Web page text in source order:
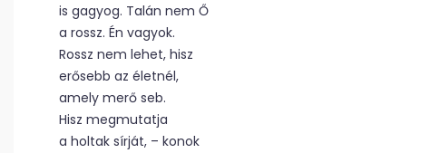
is gagyog. Talán nem Ő
a rossz. Én vagyok.
Rossz nem lehet, hisz
erősebb az életnél,
amely merő seb.
Hisz megmutatja
a holtak sírját, – konok